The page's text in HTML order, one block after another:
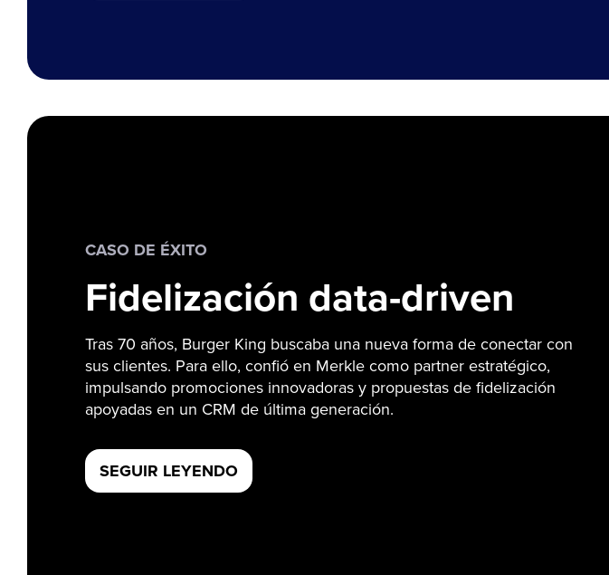
CASO DE ÉXITO
Fidelización data-driven
Tras 70 años, Burger King buscaba una nueva forma de conectar con
sus clientes. Para ello, confió en Merkle como partner estratégico,
impulsando promociones innovadoras y propuestas de fidelización
apoyadas en un CRM de última generación.
SEGUIR LEYENDO